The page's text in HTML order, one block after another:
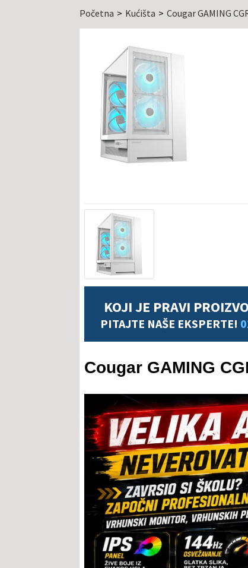
Početna Kućišta Cougar GAMING
KOJI JE PRAVI
PITAJTE NAŠE EKSPERTE!
Cougar GAMING